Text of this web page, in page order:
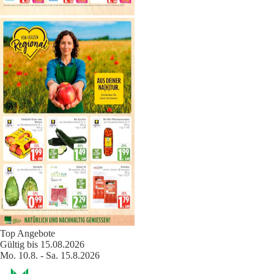
Top Angebote
Gültig bis 15.08.2026
Mo. 10.8. - Sa. 15.8.2026